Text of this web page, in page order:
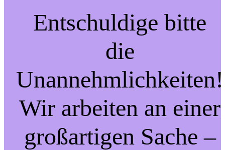
Entschuldige bitte
die
Unannehmlichkeiten!
Wir arbeiten an einer
großartigen Sache –